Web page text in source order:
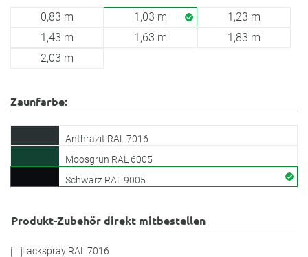
0,83 m 1,03 m
1,23 m
1,43 m
1,63 m
1,83 m
2,03 m
Zaunfarbe:
Anthrazit RAL 7016
Moosgrün RAL 6005
Schwarz RAL 9005
Produkt-Zubehör direkt mitbestellen
Lackspray RAL 7016